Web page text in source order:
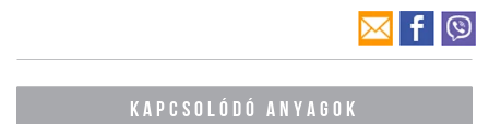
KAPCSOLÓDÓ ANYAGOK